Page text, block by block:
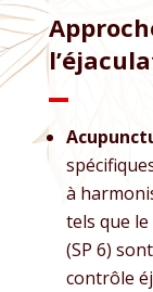
à
tels que
(SP 6)
contrôle